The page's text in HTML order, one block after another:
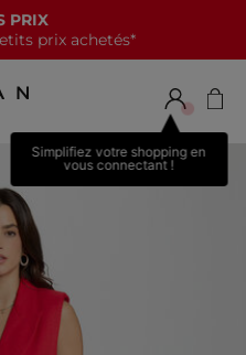
PRIX
prix achetés*
Simplifiez votre shopping en
vous connectant !